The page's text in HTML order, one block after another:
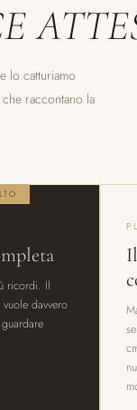
lo catturiamo
raccontano la
ricordi. Il
davvero